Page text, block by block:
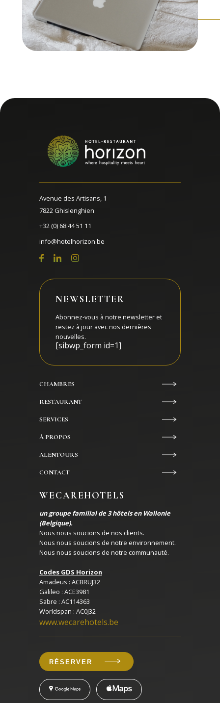
Avenue des Artisans, 1
7822 Ghislenghien
+32 (0) 68 44 51 11
info@hotelhorizon.be
NEWSLETTER
Abonnez-vous à notre newsletter et
restez à jour avec nos dernières
nouvelles.
[sibwp_form id=1]
CHAMBRES
RESTAURANT
SERVICES
À PROPOS
ALENTOURS
CONTACT
WECAREHOTELS
un groupe familial de 3 hôtels en Wallonie
(Belgique).
Nous nous soucions de nos clients.
Nous nous soucions de notre environnement.
Nous nous soucions de notre communauté.
Codes GDS Horizon
Amadeus : ACBRUJ32
Galileo : ACE3981
Sabre : AC114363
Worldspan : AC0J32
www.wecarehotels.be
RÉSERVER